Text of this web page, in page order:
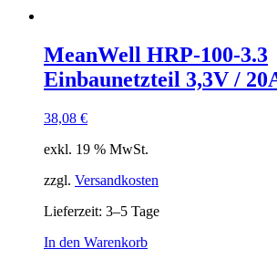
MeanWell HRP-100-3.3
Einbaunetzteil 3,3V /
38,08 €
exkl. 19 % MwSt.
zzgl. Versandkosten
Lieferzeit: 3–5 Tage
In den Warenkorb